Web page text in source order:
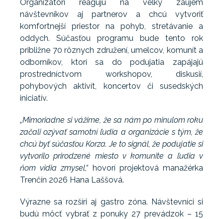
Organizátori reagujú na veľký záujem
návštevníkov aj partnerov a chcú vytvoriť
komfortnejší priestor na pohyb, stretávanie a
oddych. Súčasťou programu bude tento rok
približne 70 rôznych združení, umelcov, komunít a
odborníkov, ktorí sa do podujatia zapájajú
prostredníctvom workshopov, diskusií,
pohybových aktivít, koncertov či susedských
iniciatív.
„Mimoriadne si vážime, že sa nám po minulom roku
začali ozývať samotní ľudia a organizácie s tým, že
chcú byť súčasťou Korza. Je to signál, že podujatie si
vytvorilo prirodzené miesto v komunite a ľudia v
ňom vidia zmysel,“ hovorí projektová manažérka
Trenčín 2026 Hana Laššová.
Výrazne sa rozšíri aj gastro zóna. Návštevníci si
budú môcť vybrať z ponuky 27 prevádzok – 15